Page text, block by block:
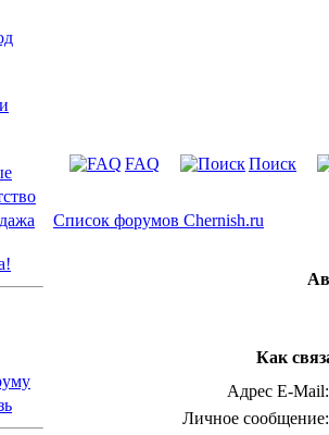
FAQ Поиск
Список форумов Chernish.ru
Как
Адрес E-Mail:
Личное сообщение: